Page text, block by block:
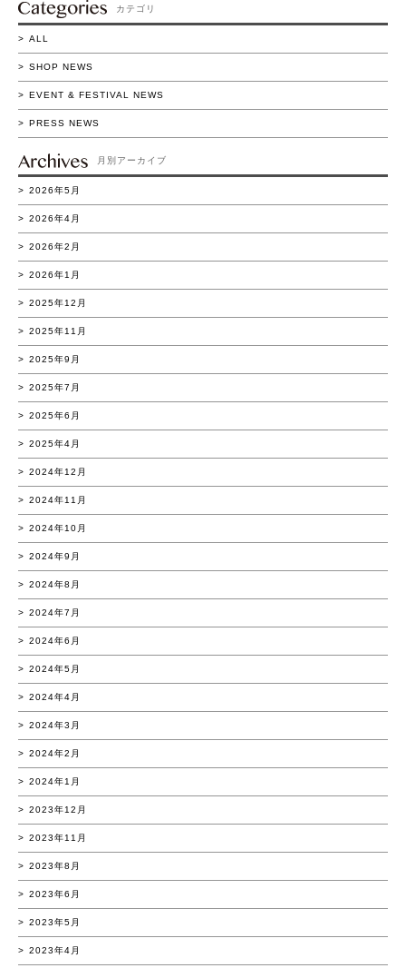
カテゴリ
ALL
SHOP NEWS
EVENT & FESTIVAL NEWS
PRESS NEWS
月別アーカイブ
2026年5月
2026年4月
2026年2月
2026年1月
2025年12月
2025年11月
2025年9月
2025年7月
2025年6月
2025年4月
2024年12月
2024年11月
2024年10月
2024年9月
2024年8月
2024年7月
2024年6月
2024年5月
2024年4月
2024年3月
2024年2月
2024年1月
2023年12月
2023年11月
2023年8月
2023年6月
2023年5月
2023年4月